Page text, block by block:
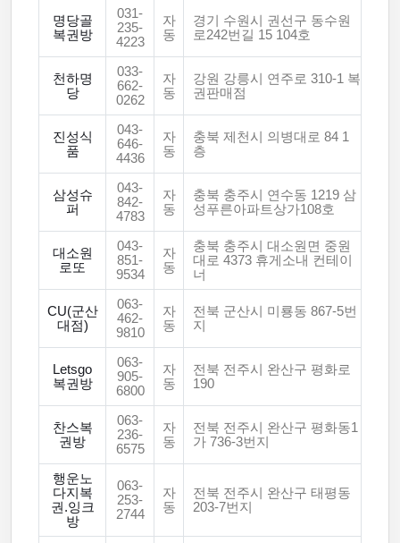
명당골
복권방
031-
235-
4223
자
동
경기 수원시 권선구 동수원
로242번길 15 104호
천하명
당
033-
662-
0262
자
동
강원 강릉시 연주로 310-1 복
권판매점
진성식
품
043-
646-
4436
자
동
충북 제천시 의병대로 84 1
층
삼성슈
퍼
043-
842-
4783
자
동
충북 충주시 연수동 1219 삼
성푸른아파트상가108호
대소원
로또
043-
851-
9534
자
동
충북 충주시 대소원면 중원
대로 4373 휴게소내 컨테이
너
CU(군산
대점)
063-
462-
9810
자
동
전북 군산시 미룡동 867-5번
지
Letsgo
복권방
063-
905-
6800
자
동
전북 전주시 완산구 평화로
190
찬스복
권방
063-
236-
6575
자
동
전북 전주시 완산구 평화동1
가 736-3번지
행운노
다지복
권.잉크
방
063-
253-
2744
자
동
전북 전주시 완산구 태평동
203-7번지